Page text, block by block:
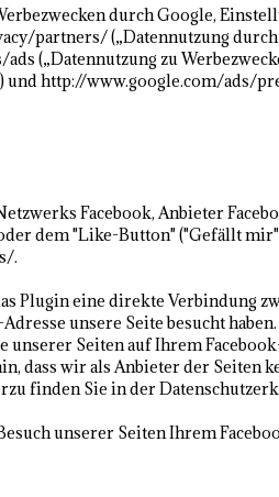
durch Google,
partners/ („Datennutzung durch
(„Datennutzung zu
http://www.google.com/ads/
Facebook, Anbieter
dem "Like-Button" ("Gefällt
.
Plugin eine direkte Verbindung
unsere Seite besucht
unserer Seiten auf Ihrem
dass wir als Anbieter der
finden Sie in der
unserer Seiten Ihrem